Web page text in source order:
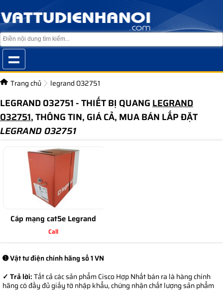
Trang chủ legrand 032751
LEGRAND 032751 - THIẾT BỊ QUANGLEGRAND
032751, THÔNG TIN, GIÁ CẢ, MUA BÁN LẮP ĐẶT
LEGRAND 032751
Cáp mạng cat5e Legrand
Call
➊ Vật tư điện chính hãng số 1 VN
✓ Trả lời:Tất cả các sản phẩm Cisco Hợp Nhất bán ra là hàng chính
hãng có đầy đủ giấy tờ nhập khẩu, chứng nhận chất lượng sản phẩm